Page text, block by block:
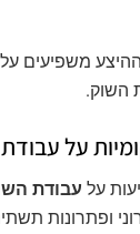
משפיעים
השוק.
על
על עבודת
ופתרונות